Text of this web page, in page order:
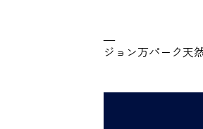
—
ジョン万パーク天